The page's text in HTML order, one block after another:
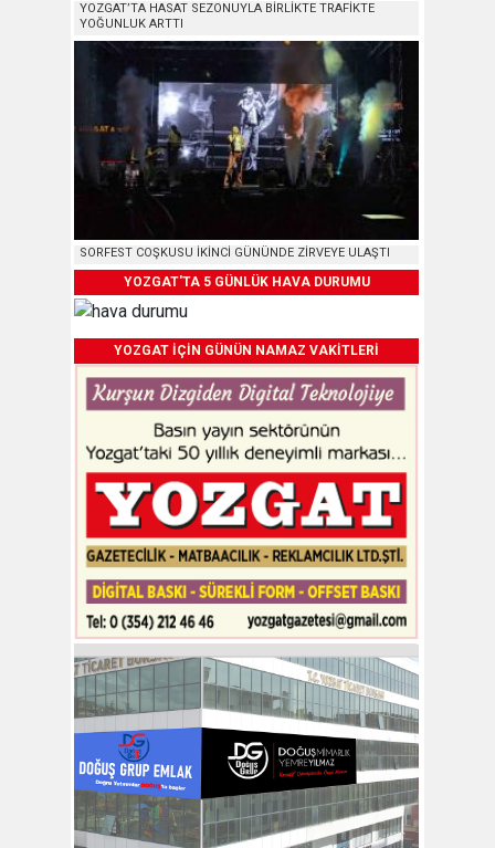
YOZGAT’TA HASAT SEZONUYLA BİRLİKTE TRAFİKTE
YOĞUNLUK ARTTI
SORFEST COŞKUSU İKİNCİ GÜNÜNDE ZİRVEYE ULAŞTI
YOZGAT'TA 5 GÜNLÜK HAVA DURUMU
YOZGAT İÇİN GÜNÜN NAMAZ VAKİTLERİ